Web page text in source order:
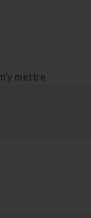
mettre